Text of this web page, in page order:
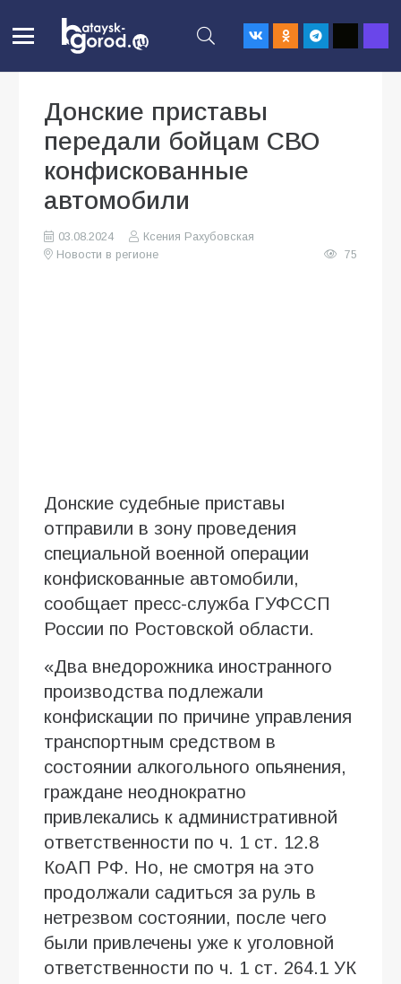
Донские приставы
передали бойцам СВО
конфискованные
автомобили
03.08.2024
Ксения Рахубовская
Новости в регионе
75
Донские судебные приставы
отправили в зону проведения
специальной военной операции
конфискованные автомобили,
сообщает пресс-служба ГУФССП
России по Ростовской области.
«Два внедорожника иностранного
производства подлежали
конфискации по причине управления
транспортным средством в
состоянии алкогольного опьянения,
граждане неоднократно
привлекались к административной
ответственности по ч. 1 ст. 12.8
КоАП РФ. Но, не смотря на это
продолжали садиться за руль в
нетрезвом состоянии, после чего
были привлечены уже к уголовной
ответственности по ч. 1 ст. 264.1 УК